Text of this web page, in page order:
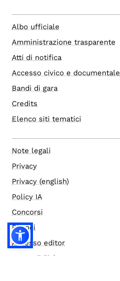
Albo ufficiale
Amministrazione trasparente
Atti di notifica
Accesso civico e documentale
Bandi di gara
Credits
Elenco siti tematici
Note legali
Privacy
Privacy (english)
Policy IA
Concorsi
Bilanci
Accesso editor
Accessibilità